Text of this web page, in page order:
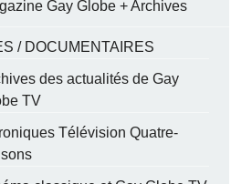
Gay Globe + Archives
/ DOCUMENTAIRES
des actualités de Gay
TV
Télévision Quatre-